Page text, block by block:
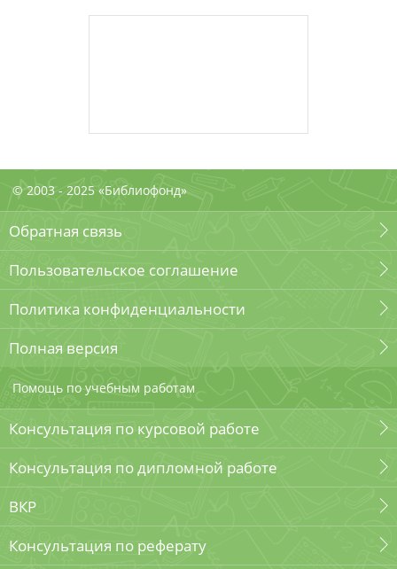
© 2003 - 2025 «Библиофонд»
Обратная связь
Пользовательское соглашение
Политика конфиденциальности
Полная версия
Помощь по учебным работам
Консультация по курсовой работе
Консультация по дипломной работе
ВКР
Консультация по реферату